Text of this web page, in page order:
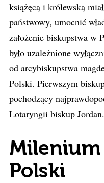
książęcą i królewską
państwowy, umocnić
założenie biskupstwa w
było uzależnione
od arcybiskupstwa
Polski. Pierwszym
pochodzący
Lotaryngii biskup Jordan.
Polski